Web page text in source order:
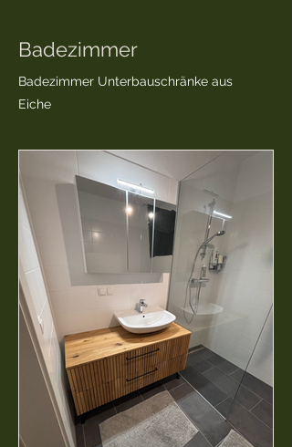
Badezimmer
Badezimmer Unterbauschränke aus
Eiche